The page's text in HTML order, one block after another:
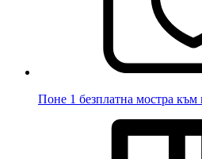
Поне 1 безплатна мостра към